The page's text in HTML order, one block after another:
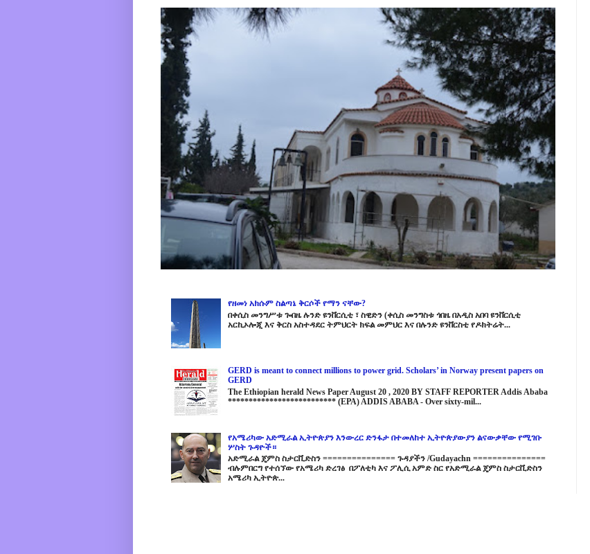
የዘመነ አክሱም ስልጣኔ ቅርሶች የማን ናቸው?
በቀሲስ መንግሥቱ ጐበዜ ሉንድ ዩንቨርሲቲ ፣ ስዊድን (ቀሲስ መንግስቱ ጎበዜ በአዲስ አበባ ዩንቨርሲቲ
አርኪኦሎጂ እና ቅርስ አስተዳደር ትምህርት ክፍል መምህር እና በሉንድ ዩንቨርስቲ የዶክትሬት...
GERD is meant to connect millions to power grid. Scholars’ in Norway present papers on
GERD
The Ethiopian herald News Paper August 20 , 2020 BY STAFF REPORTER Addis Ababa
************************** (EPA) ADDIS ABABA - Over sixty-mil...
የአሜሪካው አድሚራል ኢትዮጵያን እንውረር ድንፋታ በተመለከተ ኢትዮጵያውያን ልናውቃቸው የሚገቡ
ሦስት ጉዳዮች።
አድሚራል ጄምስ ስታርቪድስን =============== ጉዳያችን /Gudayachn ===============
ብሉምበርግ የተሰኘው የአሜሪካ ድረገፅ በፖለቲካ እና ፖሊሲ አምድ ስር የአድሚራል ጄምስ ስታርቪድስን
አሜሪካ ኢትዮጵ...